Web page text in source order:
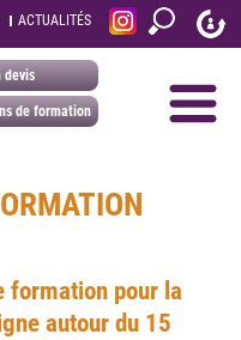
formation pour la
autour du 15
ACTUALITÉS
de formation
devis